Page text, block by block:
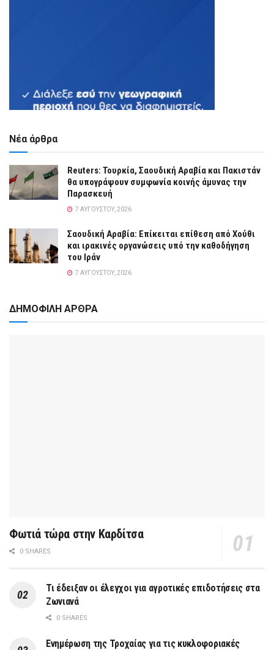
Νέα άρθρα
Reuters: Τουρκία, Σαουδική Αραβία και Πακιστάν
θα υπογράψουν συμφωνία κοινής άμυνας την
Παρασκευή
7 ΑΥΓΟΎΣΤΟΥ, 2026
Σαουδική Αραβία: Επίκειται επίθεση από Χούθι
και ιρακινές οργανώσεις υπό την καθοδήγηση
του Ιράν
7 ΑΥΓΟΎΣΤΟΥ, 2026
ΔΗΜΟΦΙΛΗ ΑΡΘΡΑ
Φωτιά τώρα στην Καρδίτσα
0 SHARES
Τι έδειξαν οι έλεγχοι για αγροτικές επιδοτήσεις στα
Ζωνιανά
0 SHARES
Ενημέρωση της Τροχαίας για τις κυκλοφοριακές